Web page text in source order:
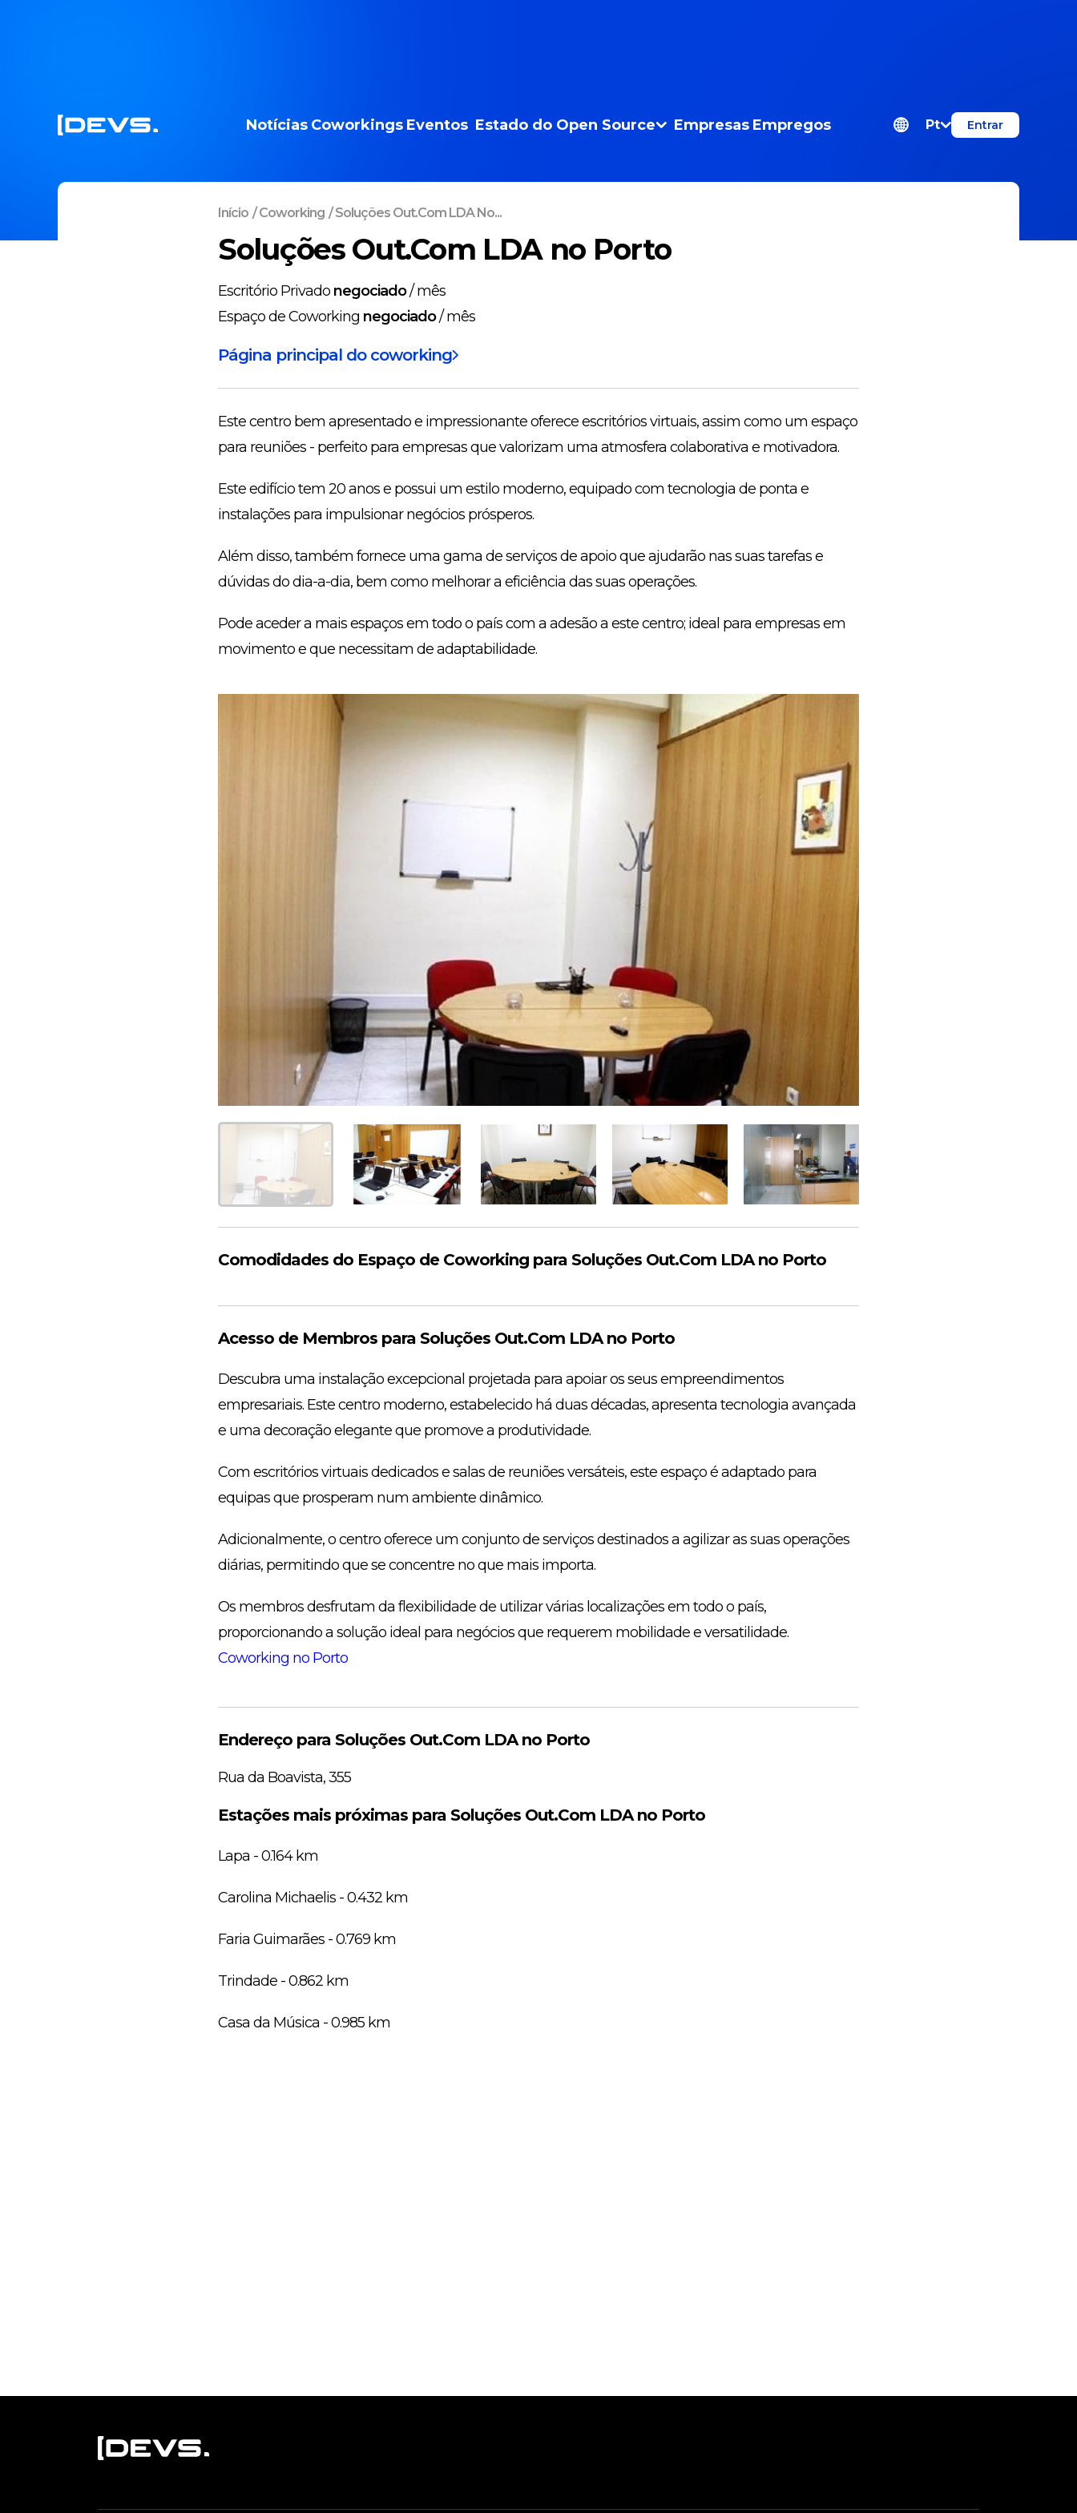
Notícias Coworkings Eventos Estado do Open Source Empresas Empregos Pt Entrar
Início /Coworking / Soluções Out.Com LDA No...
Soluções Out.Com LDA no Porto
Escritório Privado negociado/mês
Espaço de Coworking negociado/mês
Página principal do coworking
Este centro bem apresentado e impressionante oferece escritórios virtuais, assim como um espaço
para reuniões - perfeito para empresas que valorizam uma atmosfera colaborativa e motivadora.
Este edifício tem 20 anos e possui um estilo moderno, equipado com tecnologia de ponta e
instalações para impulsionar negócios prósperos.
Além disso, também fornece uma gama de serviços de apoio que ajudarão nas suas tarefas e
dúvidas do dia-a-dia, bem como melhorar a eficiência das suas operações.
Pode aceder a mais espaços em todo o país com a adesão a este centro; ideal para empresas em
movimento e que necessitam de adaptabilidade.
Comodidades do Espaço de Coworking para Soluções Out.Com LDA no Porto
Acesso de Membros para Soluções Out.Com LDA no Porto
Descubra uma instalação excepcional projetada para apoiar os seus empreendimentos
empresariais. Este centro moderno, estabelecido há duas décadas, apresenta tecnologia avançada
e uma decoração elegante que promove a produtividade.
Com escritórios virtuais dedicados e salas de reuniões versáteis, este espaço é adaptado para
equipas que prosperam num ambiente dinâmico.
Adicionalmente, o centro oferece um conjunto de serviços destinados a agilizar as suas operações
diárias, permitindo que se concentre no que mais importa.
Os membros desfrutam da flexibilidade de utilizar várias localizações em todo o país,
proporcionando a solução ideal para negócios que requerem mobilidade e versatilidade.
Coworking no Porto
Endereço para Soluções Out.Com LDA no Porto
Rua da Boavista, 355
Estações mais próximas para Soluções Out.Com LDA no Porto
Lapa - 0.164 km
Carolina Michaelis - 0.432 km
Faria Guimarães - 0.769 km
Trindade - 0.862 km
Casa da Música - 0.985 km